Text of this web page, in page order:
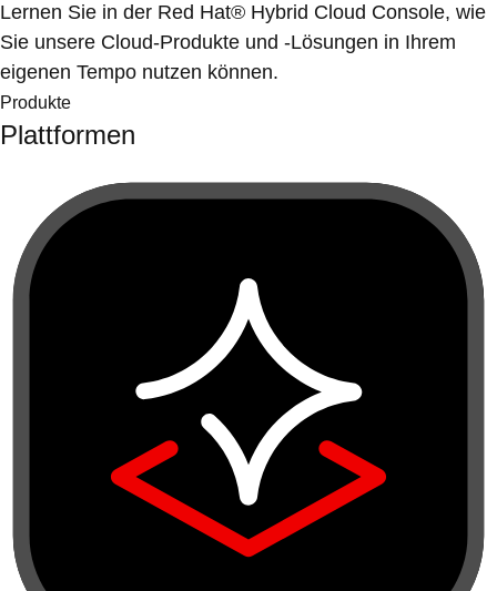
Lernen Sie in der Red Hat® Hybrid Cloud Console, wie
Sie unsere Cloud-Produkte und -Lösungen in Ihrem
eigenen Tempo nutzen können.
Produkte
Plattformen